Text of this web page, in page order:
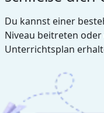
Du kannst einer
Niveau beitreten
Unterrichtsplan